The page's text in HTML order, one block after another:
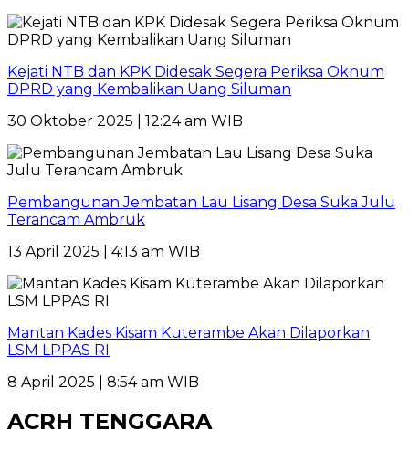
Kejati NTB dan KPK Didesak Segera Periksa Oknum
DPRD yang Kembalikan Uang Siluman
30 Oktober 2025 | 12:24 am WIB
Pembangunan Jembatan Lau Lisang Desa Suka Julu
Terancam Ambruk
13 April 2025 | 4:13 am WIB
Mantan Kades Kisam Kuterambe Akan Dilaporkan
LSM LPPAS RI
8 April 2025 | 8:54 am WIB
ACRH TENGGARA